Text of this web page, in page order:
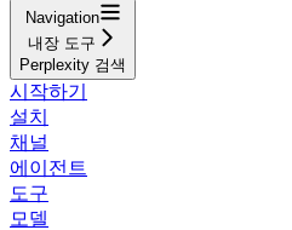
Navigation
내장 도구
Perplexity 검색
시작하기
설치
채널
에이전트
도구
모델